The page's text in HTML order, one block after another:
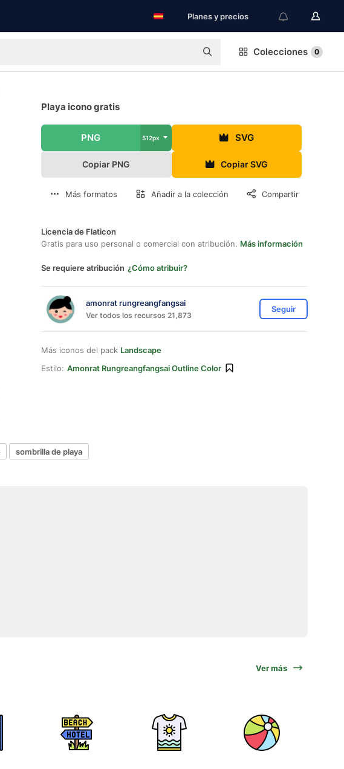
Planes y precios
Colecciones 0
Playa icono gratis
PNG 512px SVG
Copiar PNG Copiar SVG
Más formatos Añadir a la colección Compartir
Licencia de Flaticon
Gratis para uso personal o comercial con atribución. Más información
Se requiere atribución ¿Cómo atribuir?
amonrat rungreangfangsai
Ver todos los recursos 21,873
Seguir
Más iconos del pack Landscape
Estilo: Amonrat Rungreangfangsai Outline Color
sombrilla de playa
Ver más